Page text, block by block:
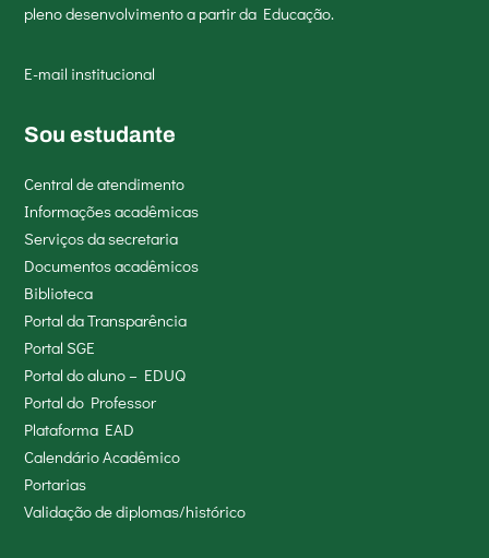
pleno desenvolvimento a partir da Educação.
E-mail institucional
Sou estudante
Central de atendimento
Informações acadêmicas
Serviços da secretaria
Documentos acadêmicos
Biblioteca
Portal da Transparência
Portal SGE
Portal do aluno – EDUQ
Portal do Professor
Plataforma EAD
Calendário Acadêmico
Portarias
Validação de diplomas/histórico